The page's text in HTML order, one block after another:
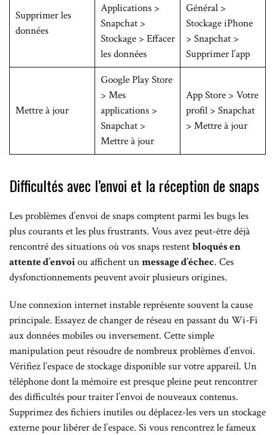
Supprimer les
données
Applications >
Snapchat >
Stockage > Effacer
les données
Général >
Stockage iPhone
> Snapchat >
Supprimer l’app
Mettre à jour
Google Play Store
> Mes
applications >
Snapchat >
Mettre à jour
App Store > Votre
profil > Snapchat
> Mettre à jour
Difficultés avec l’envoi et la réception de snaps
Les problèmes d’envoi de snaps comptent parmi les bugs les
plus courants et les plus frustrants. Vous avez peut-être déjà
rencontré des situations où vos snaps restentbloqués en
attente d’envoiou affichent unmessage d’échec. Ces
dysfonctionnements peuvent avoir plusieurs origines.
Une connexion internet instable représente souvent la cause
principale. Essayez de changer de réseau en passant du Wi-Fi
aux données mobiles ou inversement. Cette simple
manipulation peut résoudre de nombreux problèmes d’envoi.
Vérifiez l’espace de stockage disponible sur votre appareil. Un
téléphone dont la mémoire est presque pleine peut rencontrer
des difficultés pour traiter l’envoi de nouveaux contenus.
Supprimez des fichiers inutiles ou déplacez-les vers un stockage
externe pour libérer de l’espace. Si vous rencontrez le fameux